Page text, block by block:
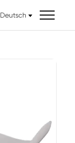
Deutsch